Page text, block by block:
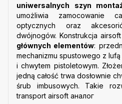
uniwersalnych szyn
umożliwia zamocowanie
optycznych oraz
dwójnogów. Konstrukcja
głównych elementów:
mechanizmu spustowego z
i chwytem pistoletowym.
jedną całość trwa dosłownie
śrub imbusowych. Takie
transport airsoft аналог